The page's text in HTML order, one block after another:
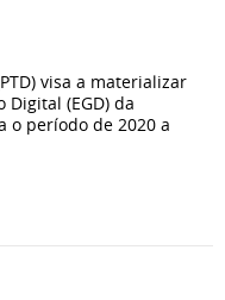
visa a materializar
Digital (EGD) da
o período de 2020 a